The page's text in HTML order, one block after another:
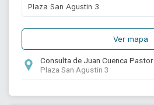
Ver mapa
Consulta de Juan Cuenca Pastor
Plaza San Agustin 3